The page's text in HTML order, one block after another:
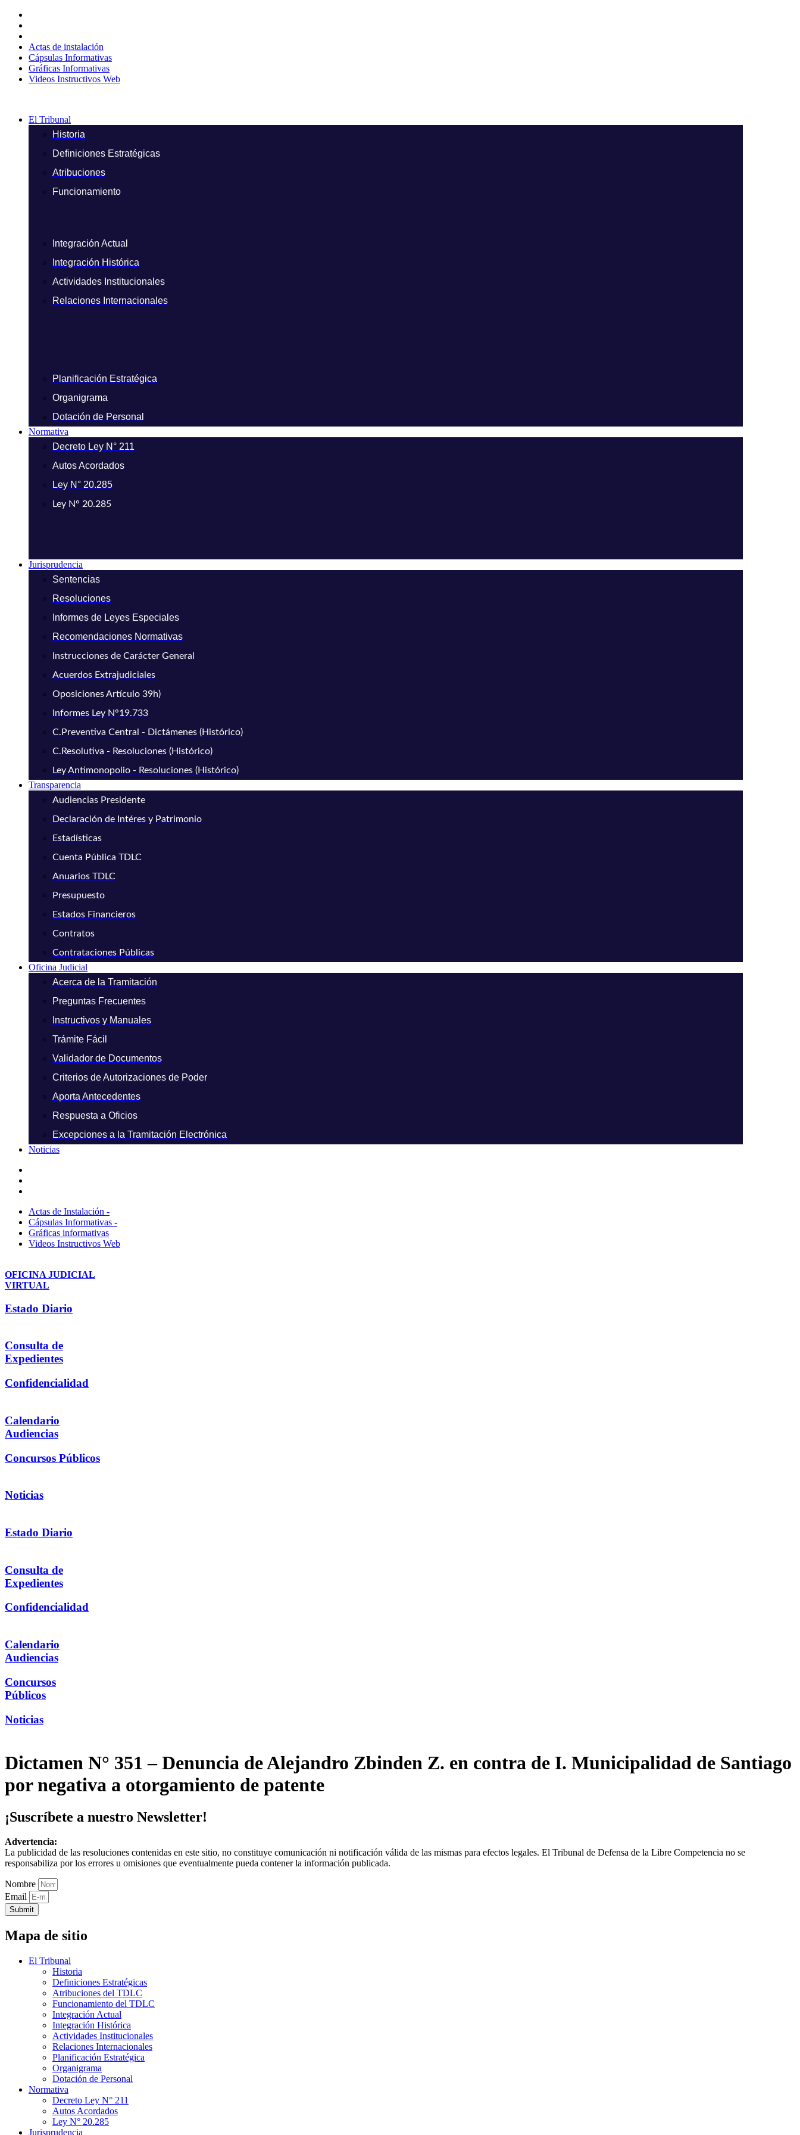
contenido
Actas de instalación
Cápsulas Informativas
Gráficas Informativas
Videos Instructivos Web
El Tribunal
Historia
Definiciones Estratégicas
Atribuciones
Funcionamiento
Integración Actual
Integración Histórica
Actividades Institucionales
Relaciones Internacionales
Planificación Estratégica
Organigrama
Dotación de Personal
Normativa
Decreto Ley N° 211
Autos Acordados
Ley N° 20.285
Ley N° 20.285
Jurisprudencia
Sentencias
Resoluciones
Informes de Leyes Especiales
Recomendaciones Normativas
Instrucciones de Carácter General
Acuerdos Extrajudiciales
Oposiciones Artículo 39h)
Informes Ley N°19.733
C.Preventiva Central - Dictámenes (Histórico)
C.Resolutiva - Resoluciones (Histórico)
Ley Antimonopolio - Resoluciones (Histórico)
Transparencia
Audiencias Presidente
Declaración de Intéres y Patrimonio
Estadísticas
Cuenta Pública TDLC
Anuarios TDLC
Presupuesto
Estados Financieros
Contratos
Contrataciones Públicas
Oficina Judicial
Acerca de la Tramitación
Preguntas Frecuentes
Instructivos y Manuales
Trámite Fácil
Validador de Documentos
Criterios de Autorizaciones de Poder
Aporta Antecedentes
Respuesta a Oficios
Excepciones a la Tramitación Electrónica
Noticias
Actas de Instalación -
Cápsulas Informativas -
Gráficas informativas
Videos Instructivos Web
OFICINA JUDICIAL
VIRTUAL
Estado Diario
Consulta de
Expedientes
Confidencialidad
Calendario
Audiencias
Concursos Públicos
Noticias
Estado Diario
Consulta de
Expedientes
Confidencialidad
Calendario
Audiencias
Concursos
Públicos
Noticias
Dictamen N° 351 – Denuncia de Alejandro Zbinden Z. en contra de I. Municipalidad de Santiago
por negativa a otorgamiento de patente
¡Suscríbete a nuestro Newsletter!
Advertencia:
La publicidad de las resoluciones contenidas en este sitio, no constituye comunicación ni notificación válida de las mismas para efectos legales. El Tribunal de Defensa de la Libre Competencia no se
responsabiliza por los errores u omisiones que eventualmente pueda contener la información publicada.
Nombre
Email
Submit
Mapa de sitio
El Tribunal
Historia
Definiciones Estratégicas
Atribuciones del TDLC
Funcionamiento del TDLC
Integración Actual
Integración Histórica
Actividades Institucionales
Relaciones Internacionales
Planificación Estratégica
Organigrama
Dotación de Personal
Normativa
Decreto Ley N° 211
Autos Acordados
Ley N° 20.285
Jurisprudencia